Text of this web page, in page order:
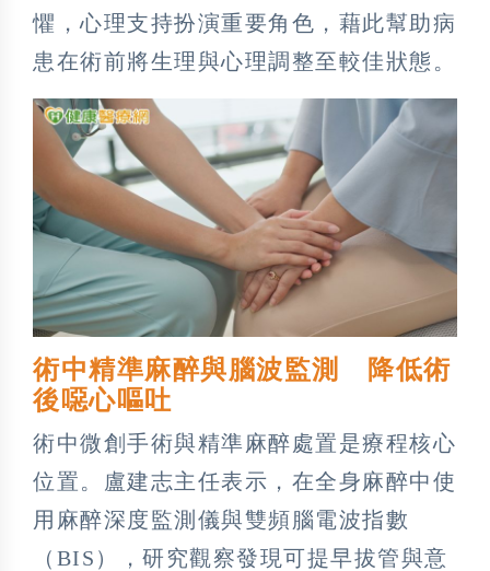
懼，心理支持扮演重要角色，藉此幫助病
患在術前將生理與心理調整至較佳狀態。
術中精準麻醉與腦波監測 降低術
後噁心嘔吐
術中微創手術與精準麻醉處置是療程核心
位置。盧建志主任表示，在全身麻醉中使
用麻醉深度監測儀與雙頻腦電波指數
（BIS），研究觀察發現可提早拔管與意